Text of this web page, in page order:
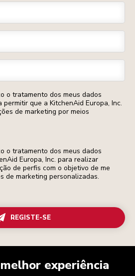
o tratamento dos meus dados
permitir que a KitchenAid Europa, Inc.
de marketing por meios
o tratamento dos meus dados
Europa, Inc. para realizar
de perfis com o objetivo de me
de marketing personalizadas.
REGISTE-SE
experiência